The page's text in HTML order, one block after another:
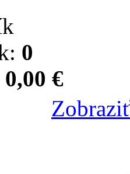
0
0,00 €